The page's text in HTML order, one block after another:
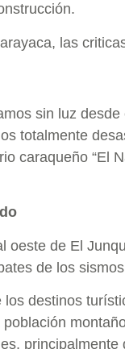
las
sin luz
totalmente
caraqueño “El
oeste de El
de los
los destinos